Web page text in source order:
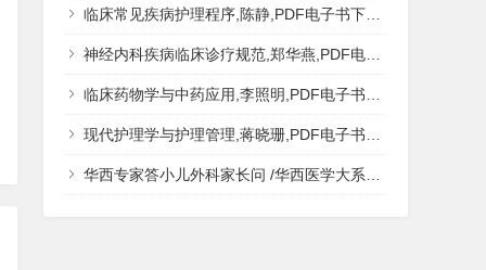
临床常见疾病护理程序,陈静,PDF电子书下载,185MB,网盘资源
神经内科疾病临床诊疗规范,郑华燕,PDF电子书下载,188MB,网盘资源
临床药物学与中药应用,李照明,PDF电子书下载,202MB,网盘资源
现代护理学与护理管理,蒋晓珊,PDF电子书下载,223MB,网盘资源
华西专家答小儿外科家长问 /华西医学大系?医学科普,PDF电子书网盘下载